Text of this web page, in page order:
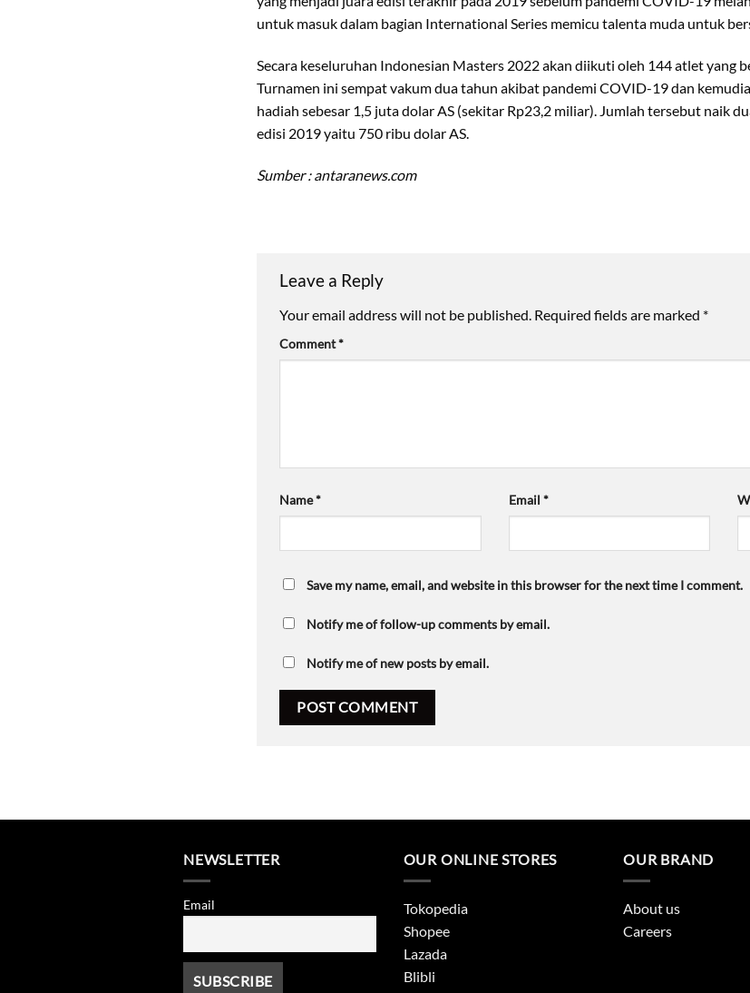
untuk masuk dalam bagian International Series memicu talenta muda untuk
Secara keseluruhan Indonesian Masters 2022 akan diikuti oleh 144 atlet yang
Turnamen ini sempat vakum dua tahun akibat pandemi COVID-19 dan
hadiah sebesar 1,5 juta dolar AS (sekitar Rp23,2 miliar). Jumlah tersebut naik
edisi 2019 yaitu 750 ribu dolar AS.
Sumber : antaranews.com
Leave a Reply
Your email address will not be published. Required fields are marked *
Comment*
Name* Email *
Save my name, email, and website in this browser for the next time I comment.
Notify me of follow-up comments by email.
Notify me of new posts by email.
NEWSLETTER
Email
OUR ONLINE STORES
Tokopedia
Shopee
Lazada
Blibli
OUR BRAND
About us
Careers